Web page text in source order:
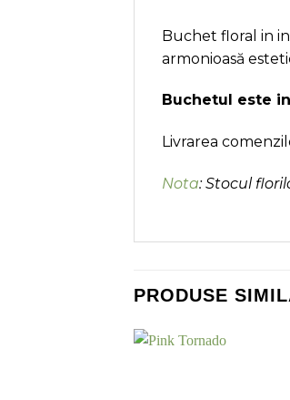
Buchet floral in
armonioasă
Buchetul este
Livrarea
Nota: Stocul
PRODUSE